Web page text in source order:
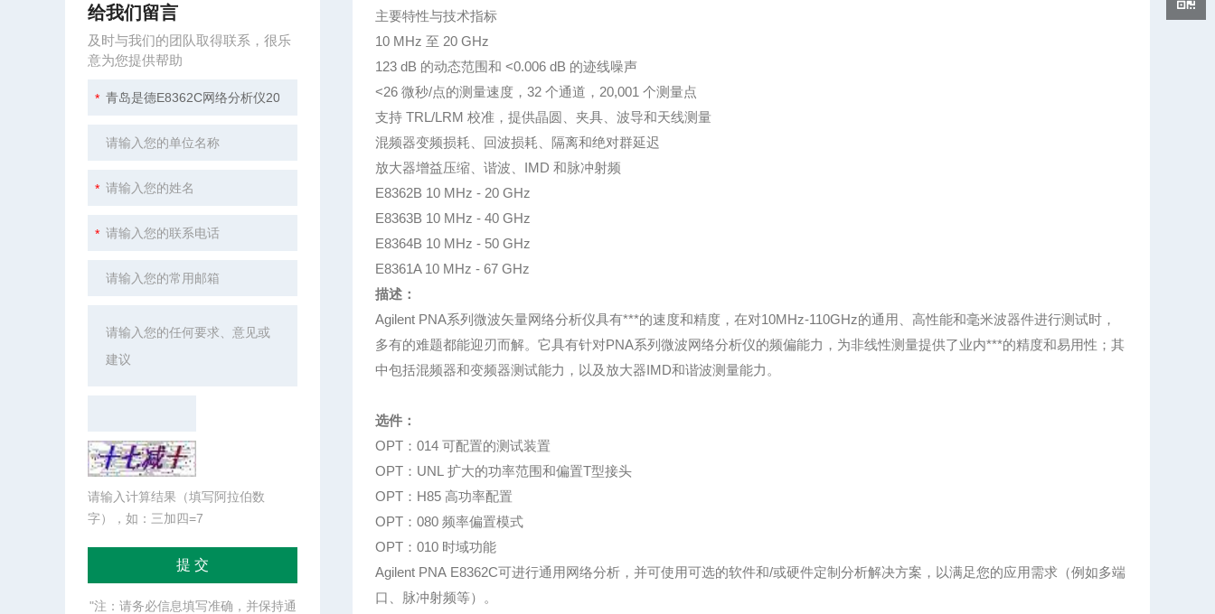
主要特性与技术指标
10 MHz 至 20 GHz
123 dB 的动态范围和 <0.006 dB 的迹线噪声
<26 微秒/点的测量速度，32 个通道，20,001 个测量点
支持 TRL/LRM 校准，提供晶圆、夹具、波导和天线测量
混频器变频损耗、回波损耗、隔离和绝对群延迟
放大器增益压缩、谐波、IMD 和脉冲射频
E8362B 10 MHz - 20 GHz
E8363B 10 MHz - 40 GHz
E8364B 10 MHz - 50 GHz
E8361A 10 MHz - 67 GHz
描述：
Agilent PNA系列微波矢量网络分析仪具有***的速度和精度，在对10MHz-110GHz的通用、高性能和毫米波器件进行测试时，
多有的难题都能迎刃而解。它具有针对PNA系列微波网络分析仪的频偏能力，为非线性测量提供了业内***的精度和易用性；其
中包括混频器和变频器测试能力，以及放大器IMD和谐波测量能力。
选件：
OPT：014 可配置的测试装置
OPT：UNL 扩大的功率范围和偏置T型接头
OPT：H85 高功率配置
OPT：080 频率偏置模式
OPT：010 时域功能
Agilent PNA E8362C可进行通用网络分析，并可使用可选的软件和/或硬件定制分析解决方案，以满足您的应用需求（例如多端
口、脉冲射频等）。
给我们留言
及时与我们的团队取得联系，很乐
意为您提供帮助
请输入计算结果（填写阿拉伯数
字），如：三加四=7
"注：请务必信息填写准确，并保持通